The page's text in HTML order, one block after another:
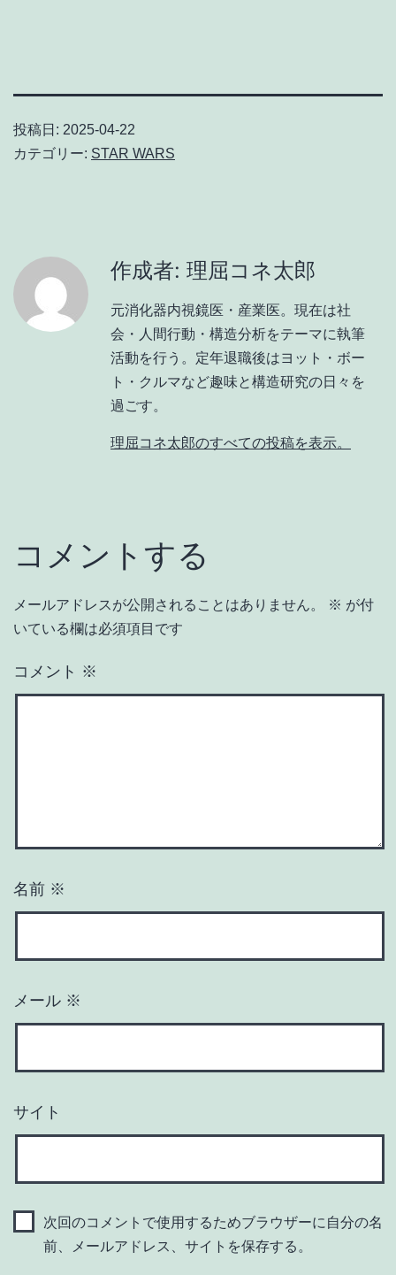
投稿日: 2025-04-22
カテゴリー: STAR WARS
作成者: 理屈コネ太郎
元消化器内視鏡医・産業医。現在は社
会・人間行動・構造分析をテーマに執筆
活動を行う。定年退職後はヨット・ボー
ト・クルマなど趣味と構造研究の日々を
過ごす。
理屈コネ太郎のすべての投稿を表示。
コメントする
メールアドレスが公開されることはありません。 ※ が付
いている欄は必須項目です
コメント ※
名前 ※
メール ※
サイト
次回のコメントで使用するためブラウザーに自分の名
前、メールアドレス、サイトを保存する。